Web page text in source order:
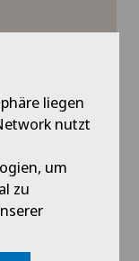
liegen
nutzt
um
zu